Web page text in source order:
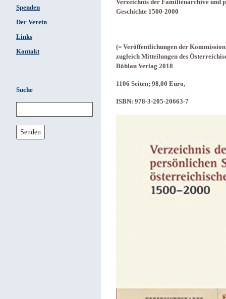
Spenden
Der Verein
Links
Kontakt
Suche
Senden
Verzeichnis der Familienarchive und
Geschichte 1500-2000
(= Veröffentlichungen der
zugleich Mitteilungen des
Böhlau Verlag 2018
1106 Seiten; 98,00 Euro,
ISBN: 978-3-205-20663-7